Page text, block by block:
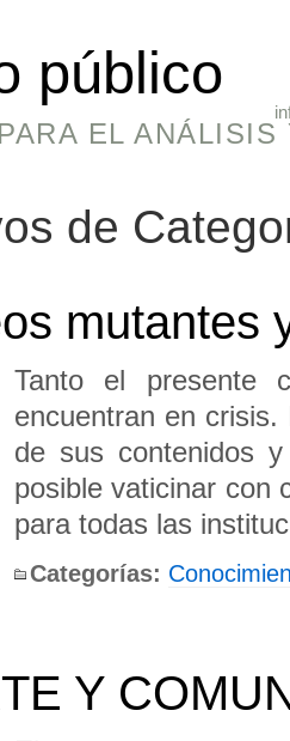
público
EL
de
mutantes
Tanto el presente
encuentran en
de sus contenidos
posible vaticinar con
para todas las
Categorías:
Y